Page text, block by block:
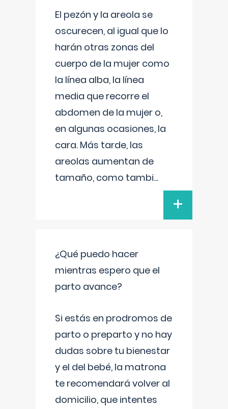
El pezón y la areola se
oscurecen, al igual que lo
harán otras zonas del
cuerpo de la mujer como
la línea alba, la línea
media que recorre el
abdomen de la mujer o,
en algunas ocasiones, la
cara. Más tarde, las
areolas aumentan de
tamaño, como tambi...
+
¿Qué puedo hacer
mientras espero que el
parto avance?
Si estás en prodromos de
parto o preparto y no hay
dudas sobre tu bienestar
y el del bebé, la matrona
te recomendará volver al
domicilio, que intentes